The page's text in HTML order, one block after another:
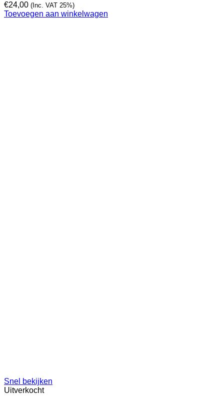
€24,00 (Inc. VAT 25%)
Toevoegen aan winkelwagen
Snel bekijken
Uitverkocht